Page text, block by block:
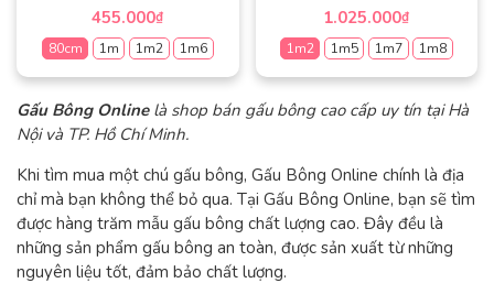
chọn
trên
trang
sản
phẩm
trên
trang
sản
phẩm
455.000₫
80cm
1m 1m2 1m6
Sản
phẩm
này
nhiều
biến
thể.
Các
tùy
1.025.000₫
1m2
1m5 1m7 1m8
Sản
phẩm
nhiều
biến
thể.
Các
Gấu Bông Onlinelà shop bán gấu bông cao cấp uy tín tại Hà
Nội và TP. Hồ Chí Minh.
Khi tìm mua một chú gấu bông, Gấu Bông Online chính là địa
chỉ mà bạn không thể bỏ qua. Tại Gấu Bông Online, bạn sẽ tìm
được hàng trăm mẫu gấu bông chất lượng cao. Đây đều là
những sản phẩm gấu bông an toàn, được sản xuất từ những
nguyên liệu tốt, đảm bảo chất lượng.